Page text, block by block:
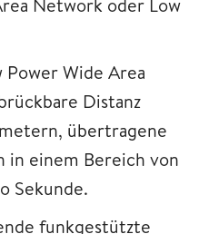
Power Wide Area
Distanz
übertragene
in einem Bereich von
Sekunde.
funkgestützte